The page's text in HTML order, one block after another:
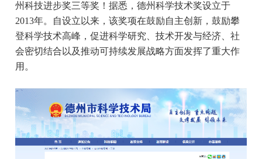
州科技进步奖三等奖！据悉，德州科学技术奖设立于
2013年。自设立以来，该奖项在鼓励自主创新，鼓励攀
登科学技术高峰，促进科学研究、技术开发与经济、社
会密切结合以及推动可持续发展战略方面发挥了重大作
用。